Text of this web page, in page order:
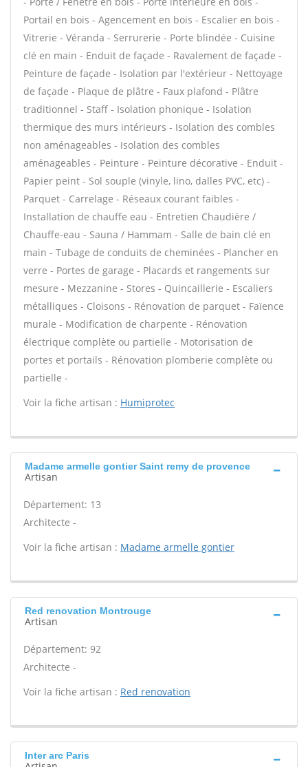
Portail en bois - Agencement en bois - Escalier en bois -
Vitrerie - Véranda - Serrurerie - Porte blindée - Cuisine
clé en main - Enduit de façade - Ravalement de façade -
Peinture de façade - Isolation par l'extérieur - Nettoyage
de façade - Plaque de plâtre - Faux plafond - Plâtre
traditionnel - Staff - Isolation phonique - Isolation
thermique des murs intérieurs - Isolation des combles
non aménageables - Isolation des combles
aménageables - Peinture - Peinture décorative - Enduit -
Papier peint - Sol souple (vinyle, lino, dalles PVC, etc) -
Parquet - Carrelage - Réseaux courant faibles -
Installation de chauffe eau - Entretien Chaudière /
Chauffe-eau - Sauna / Hammam - Salle de bain clé en
main - Tubage de conduits de cheminées - Plancher en
verre - Portes de garage - Placards et rangements sur
mesure - Mezzanine - Stores - Quincaillerie - Escaliers
métalliques - Cloisons - Rénovation de parquet - Faïence
murale - Modification de charpente - Rénovation
électrique complète ou partielle - Motorisation de
portes et portails - Rénovation plomberie complète ou
partielle -
Voir la fiche artisan : Humiprotec
Madame armelle gontier Saint remy de provence
Artisan
Département: 13
Architecte -
Voir la fiche artisan : Madame armelle gontier
Red renovation Montrouge
Artisan
Département: 92
Architecte -
Voir la fiche artisan : Red renovation
Inter arc Paris